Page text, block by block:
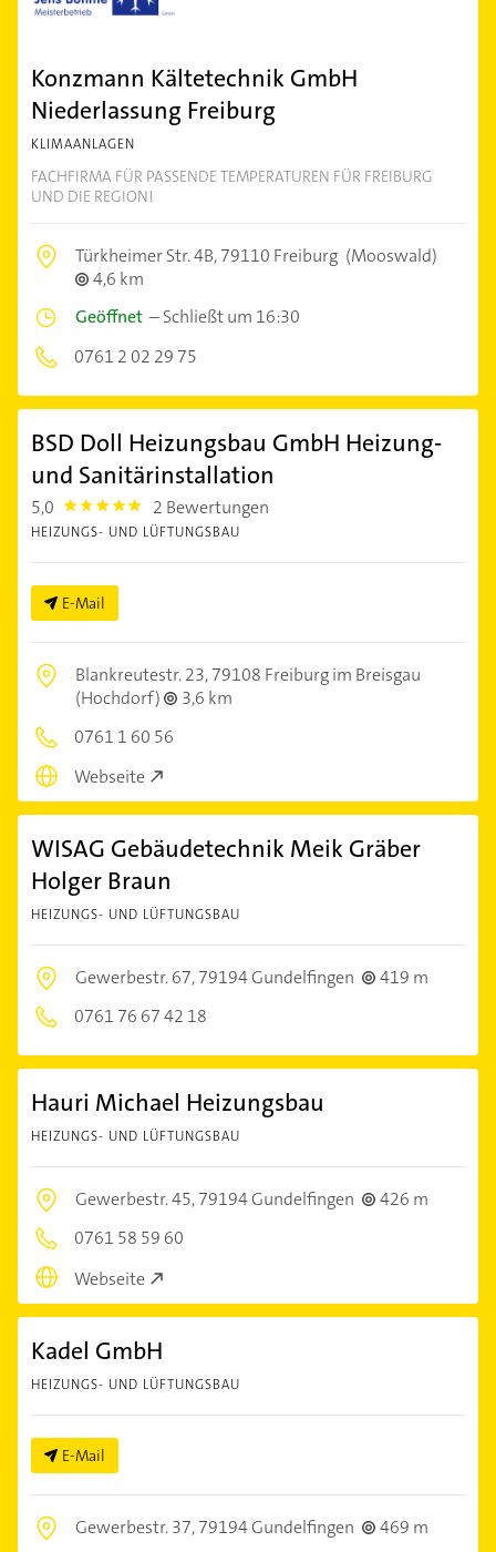
Konzmann Kältetechnik GmbH
Niederlassung Freiburg
KLIMAANLAGEN
FACHFIRMA FÜR PASSENDE TEMPERATUREN FÜR FREIBURG
UND DIE REGION!
Türkheimer Str. 4B,79110 Freiburg (Mooswald)
4,6 km
Geöffnet –Schließt um 16:30
0761 2 02 29 75
BSD Doll Heizungsbau GmbH Heizung-
und Sanitärinstallation
5,0 5.0 2 Bewertungen
HEIZUNGS- UND LÜFTUNGSBAU
E-Mail
Blankreutestr. 23,79108 Freiburg im Breisgau
(Hochdorf)
3,6 km
0761 1 60 56
Webseite
WISAG Gebäudetechnik Meik Gräber
Holger Braun
HEIZUNGS- UND LÜFTUNGSBAU
Gewerbestr. 67,79194 Gundelfingen
419 m
0761 76 67 42 18
Hauri Michael Heizungsbau
HEIZUNGS- UND LÜFTUNGSBAU
Gewerbestr. 45,79194 Gundelfingen
426 m
0761 58 59 60
Webseite
Kadel GmbH
HEIZUNGS- UND LÜFTUNGSBAU
E-Mail
Gewerbestr. 37,79194 Gundelfingen
469 m